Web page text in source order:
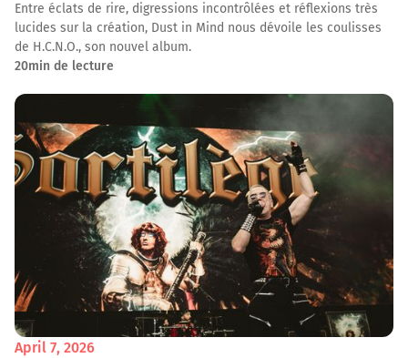
Entre éclats de rire, digressions incontrôlées et réflexions très
lucides sur la création, Dust in Mind nous dévoile les coulisses
de H.C.N.O., son nouvel album.
20min de lecture
April 7, 2026